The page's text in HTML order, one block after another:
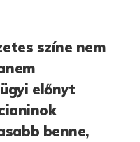
színe nem
előnyt
benne,